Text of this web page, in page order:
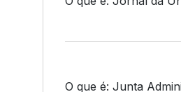
O que é: Junta